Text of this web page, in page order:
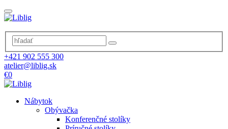
+421 902 555 300
atelier@liblig.sk
€0
Nábytok
Obývačka
Konferenčné stolíky